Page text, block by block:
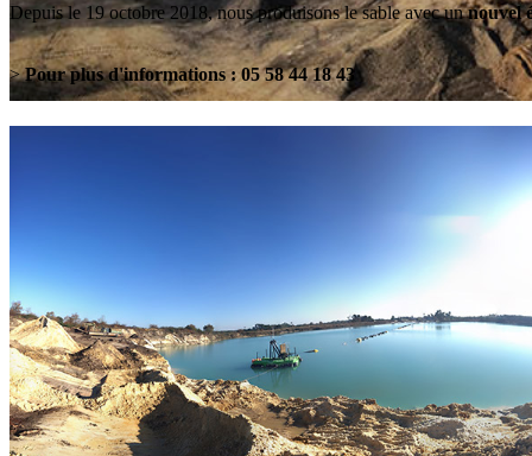
Depuis le 19 octobre 2018, nous produisons le sable avec unnouvel
>Pour plus d'informations : 05 58 44 18 43